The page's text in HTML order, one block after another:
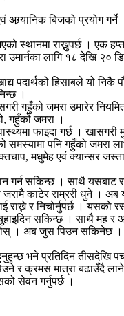
अग्र्यानिक बिजको प्रयोग
स्थानमा राख्नुपर्छ । एक
उमार्नका लागि १८ देखि २०
पदार्थको हिसाबले यो निकै
।
गहुँको जमरा उमारेर
गहुँको जमरा ।
फाइदा गर्छ ।
पनि गहुँको जमरा
मधुमेह एवं क्यान्सर जस्ता
गर्न सकिन्छ । साथै यसबाट
काटेर राम्ररी धुने ।
र निचोर्नुपर्छ । यसको
सकिन्छ । साथै मह र
। अब जुस पिउन सकिनेछ ।
भने प्रतिदिन तीसदेखि
र क्रमस मात्रा बढाउँदै
सेवन गर्नुपर्छ ।